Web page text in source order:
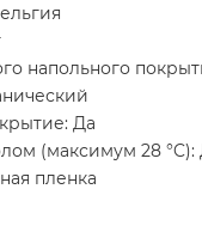
напольного
Да
(максимум 28 °C):
пленка